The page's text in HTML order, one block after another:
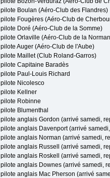
pilote Boulan (Aéro-Club des Flandres)
pilote Fougères (Aéro-Club de
pilote Doré (Aéro-Club de la Somme)
pilote Orlaville (Aéro-Club de la
pilote Auger (Aéro-Club de l'Aube)
pilote Maillet (Club Roland-Garros)
pilote Capitaine Baradès
pilote Paul-Louis Richard
pilote Nicolesco
pilote Kellner
pilote Robinne
pilote Blumenthal
pilote anglais Gordon (arrivé samedi,
pilote anglais Davenport (arrivé
pilote anglais Norman (arrivé samedi,
pilote anglais Russell (arrivé samedi,
pilote anglais Roskell (arrivé samedi,
pilote anglais Downes (arrivé samedi,
pilote anglais Mac Pherson (arrivé